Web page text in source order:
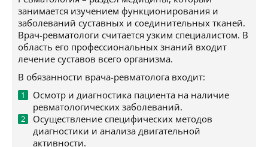
занимается изучением функционирования и
заболеваний суставных и соединительных тканей.
Врач-ревматологи считается узким специалистом. В
область его профессиональных знаний входит
лечение суставов всего организма.
В обязанности врача-ревматолога входит:
Осмотр и диагностика пациента на наличие
ревматологических заболеваний.
Осуществление специфических методов
диагностики и анализа двигательной
активности.